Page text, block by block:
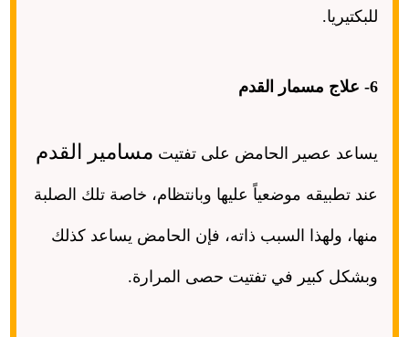
للبكتيريا.
6- علاج مسمار القدم
يساعد عصير الحامض على تفتيت مسامير القدم
عند تطبيقه موضعياً عليها وبانتظام، خاصة تلك الصلبة
منها، ولهذا السبب ذاته، فإن الحامض يساعد كذلك
وبشكل كبير في تفتيت حصى المرارة.